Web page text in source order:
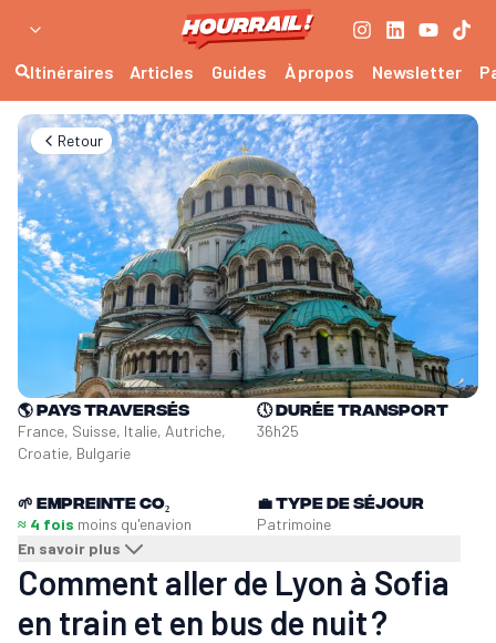
Itinéraires Articles Guides À propos Newsletter
Retour
🌎Pays traversés
France, Suisse, Italie, Autriche,
Croatie, Bulgarie
🕔Durée transport
36h25
🌱 Empreinte CO₂
≈ 4 fois moins qu'enavion
En savoir plus
💼Type de séjour
Patrimoine
Comment aller de Lyon à Sofia
en train et en bus de nuit ?